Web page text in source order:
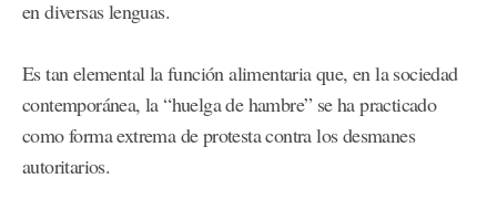
en diversas lenguas.
Es tan elemental la función alimentaria que, en la sociedad
contemporánea, la “huelga de hambre” se ha practicado
como forma extrema de protesta contra los desmanes
autoritarios.